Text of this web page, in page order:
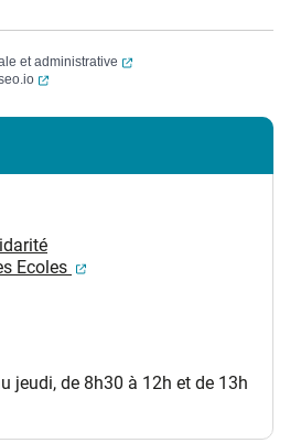
et administrative
(ouverture dans un
(ouverture dans un nouvel onglet)
Ecoles
(ouverture dans un
jeudi, de 8h30 à 12h et de 13h